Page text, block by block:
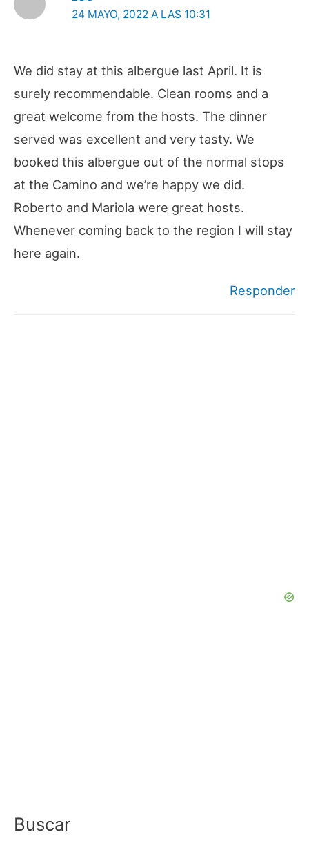
24 MAYO, 2022 A LAS 10:31
We did stay at this albergue last April. It is
surely recommendable. Clean rooms and a
great welcome from the hosts. The dinner
served was excellent and very tasty. We
booked this albergue out of the normal stops
at the Camino and we’re happy we did.
Roberto and Mariola were great hosts.
Whenever coming back to the region I will stay
here again.
Responder
Buscar